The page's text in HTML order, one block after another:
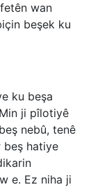
wan
beşek ku
ku beşa
ji pîlotiyê
nebû, tenê
beş hatiye
e. Ez niha ji